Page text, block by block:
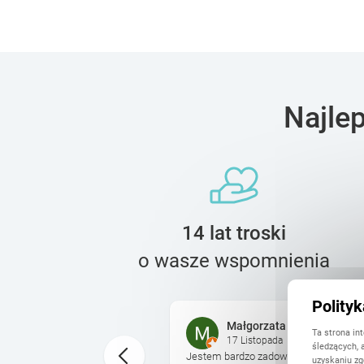
14 lat troski
o wasze wspomnienia
Małgorzata
17 Listopada
Jestem bardzo zadowolona.
Ta strona
śledzących,
uzyskaniu